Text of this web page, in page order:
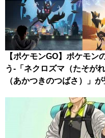
【ポケモンGO】ポケモ
う-「ネクロズマ（たそが
（あかつきのつばさ）」が